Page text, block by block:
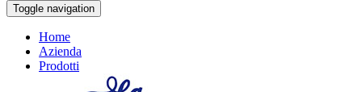
Toggle navigation
Home
Azienda
Prodotti